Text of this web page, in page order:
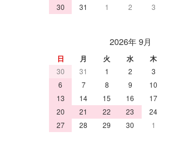
30
31 1 2 3
2026年 9月
日 月 火 水 木
30 31 1 2 3
6
7 8 9 10
13
14 15 16 17
20
21 22 23 24
27
28 29 30 1